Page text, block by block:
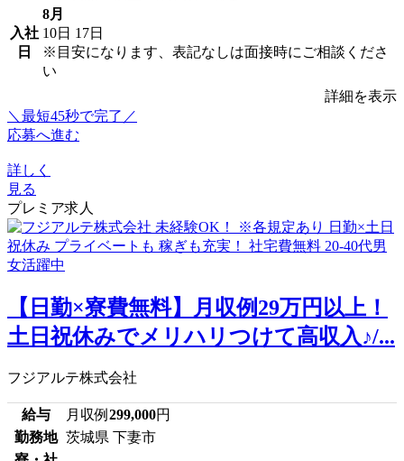
入社
日
8月
10日 17日
※目安になります、表記なしは面接時にご相談くださ
い
詳細を表示
＼最短45秒で完了／
応募へ進む
詳しく
見る
プレミア求人
【日勤×寮費無料】月収例29万円以上！
土日祝休みでメリハリつけて高収入♪/...
フジアルテ株式会社
給与 月収例 299,000円
勤務地 茨城県 下妻市